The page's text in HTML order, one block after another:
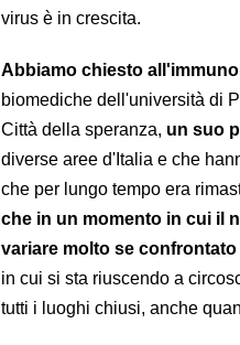
virus è in crescita.
Abbiamo chiesto
biomediche dell'università di
Città della speranza, un suo
diverse aree d'Italia e che
che per lungo tempo era
che in un momento in cui il
variare molto se
in cui si sta riuscendo a
tutti i luoghi chiusi, anche